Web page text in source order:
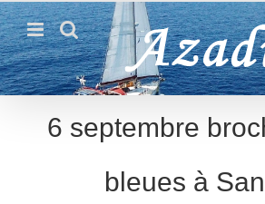
Passer
au
contenu
6 septembre
bleues à